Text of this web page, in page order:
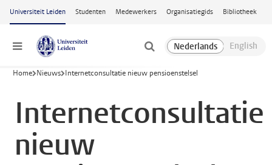
Ga naar hoofdinhoud
Universiteit Leiden Studenten Medewerkers Organisatiegids Bibliotheek
Menu
Home Nieuws Internetconsultatie nieuw pensioenstelsel
Internetconsultatie
nieuw